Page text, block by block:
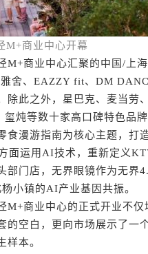
M+商业中心开幕
商业中心汇聚的中国/上海
舍、EAZZY fit、DM
除此之外，星巴克、麦当劳
玺炖等数十家高口碑特色品
食漫游指南为核心主题，打
面运用AI技术，重新定义
部门店，无界眼镜作为无界
小镇的AI产业基因共振。
商业中心的正式开业不仅
的空白，更向市场展示了一
样本。